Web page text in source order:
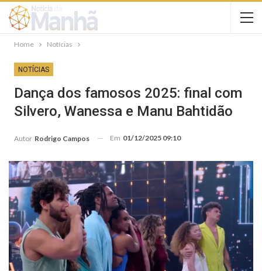
Home Notícias
NOTÍCIAS
Dança dos famosos 2025: final com
Silvero, Wanessa e Manu Bahtidão
Autor Rodrigo Campos Em 01/12/2025 09:10